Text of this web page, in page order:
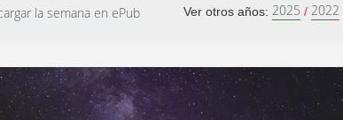
la semana en ePub Ver otros años: 2025 / 2022